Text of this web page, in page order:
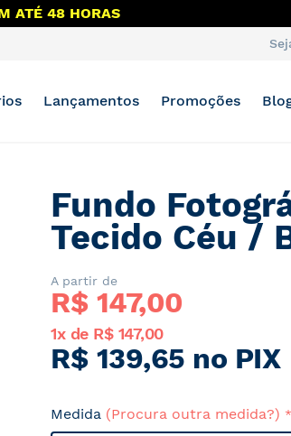
ATÉ 48 HORAS
Lançamentos Promoções
Fundo
Tecido Céu /
A partir de
R$ 147,00
1x de R$ 147,00
R$ 139,65 no PIX
Medida (Procura outra medida?)